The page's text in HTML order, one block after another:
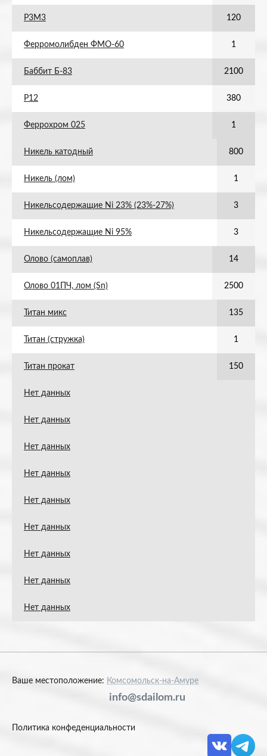
Р3М3 120
Ферромолибден ФМО-60 1
Баббит Б-83 2100
Р12 380
Феррохром 025 1
Никель катодный 800
Никель (лом) 1
Никельсодержащие Ni 23% (23%-27%) 3
Никельсодержащие Ni 95% 3
Олово (самоплав) 14
Олово 01ПЧ, лом (Sn) 2500
Титан микс 135
Титан (стружка) 1
Титан прокат 150
Нет данных
Нет данных
Нет данных
Нет данных
Нет данных
Нет данных
Нет данных
Нет данных
Нет данных
Ваше местоположение: Комсомольск-на-Амуре
info@sdailom.ru
Политика конфеденциальности